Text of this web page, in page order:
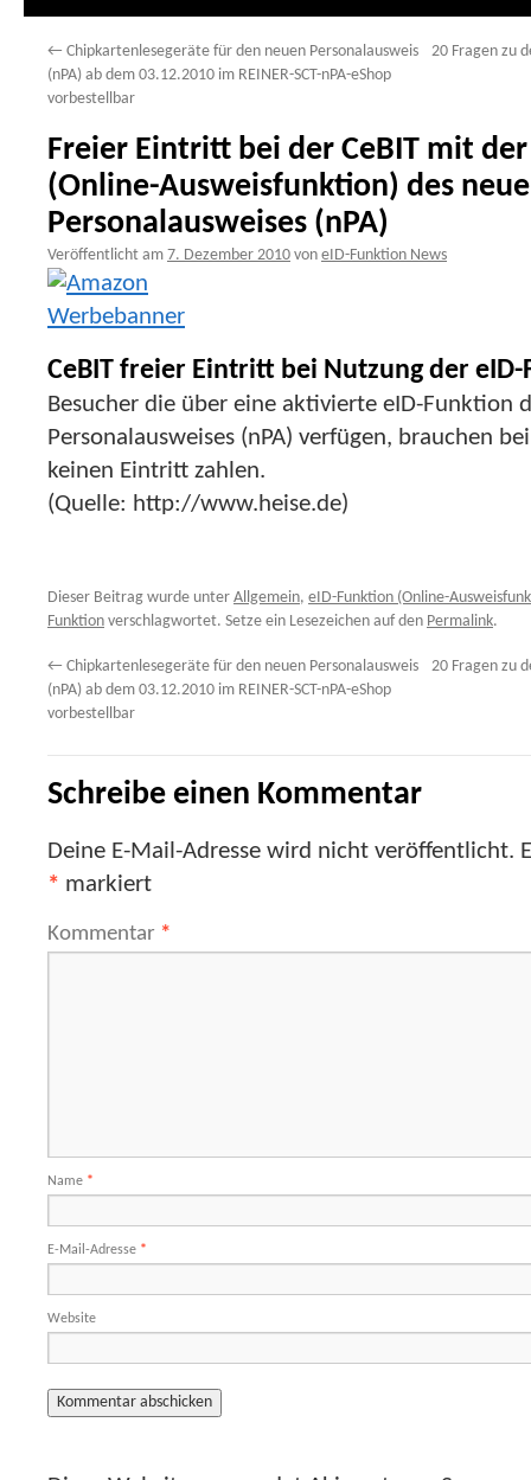
← Chipkartenlesegeräte für den neuen Personalausweis
(nPA) ab dem 03.12.2010 im REINER-SCT-nPA-eShop
vorbestellbar
20 Fragen zu
Freier Eintritt bei der CeBIT mit
(Online-Ausweisfunktion) des
Personalausweises (nPA)
Veröffentlicht am 7. Dezember 2010 von eID-Funktion News
CeBIT freier Eintritt bei Nutzung der
Besucher die über eine aktivierte eID-Funktion
Personalausweises (nPA) verfügen, brauchen
keinen Eintritt zahlen.
(Quelle: http://www.heise.de)
Dieser Beitrag wurde unter Allgemein, eID-Funktion (Online-
Funktion verschlagwortet. Setze ein Lesezeichen auf den Permalink.
← Chipkartenlesegeräte für den neuen Personalausweis
(nPA) ab dem 03.12.2010 im REINER-SCT-nPA-eShop
vorbestellbar
20 Fragen zu
Schreibe einen Kommentar
Deine E-Mail-Adresse wird nicht veröffentlicht.
* markiert
Kommentar *
Name *
E-Mail-Adresse *
Website